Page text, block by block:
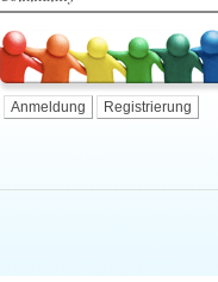
Anmeldung Registrierung